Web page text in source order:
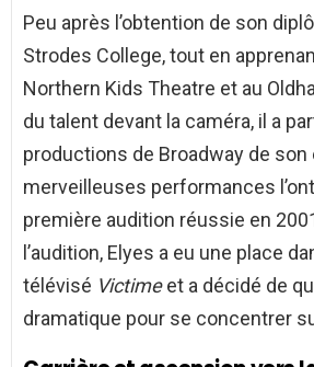
Peu après l’obtention de son
Strodes College, tout en
Northern Kids Theatre et au
du talent devant la caméra, il a
productions de Broadway de son
merveilleuses performances
première audition réussie en
l’audition, Elyes a eu une place
télévisé Victimeet a décidé de
dramatique pour se concentrer